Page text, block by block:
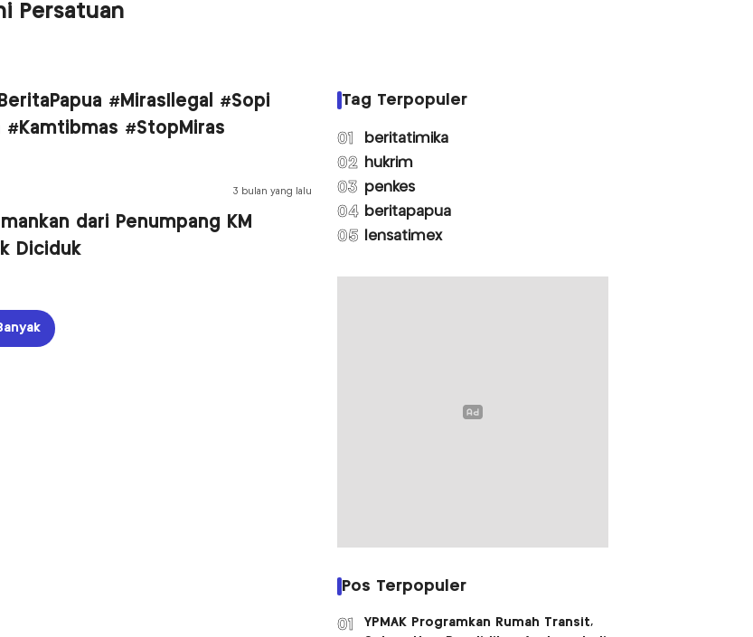
Persatuan
#MirasIlegal #Sopi
#Kamtibmas #StopMiras
3 bulan yang lalu
dari Penumpang KM
Diciduk
Tag Terpopuler
01 beritatimika
02 hukrim
03 penkes
04 beritapapua
05 lensatimex
Pos Terpopuler
01
YPMAK Programkan Rumah Transit,